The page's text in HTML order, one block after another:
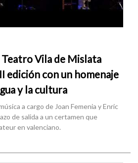
Teatro Vila de Mislata
edición con un homenaje
y la cultura
a cargo de Joan Femenia y Enric
de salida a un certamen que
en valenciano.